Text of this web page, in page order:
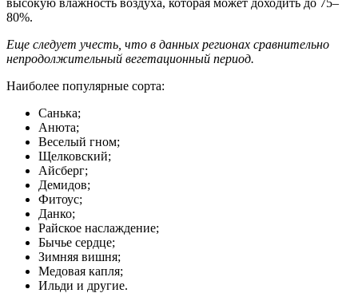
80%.
Еще следует учесть, что в данных регионах сравнительно
непродолжительный вегетационный период.
Наиболее популярные сорта:
Санька;
Анюта;
Веселый гном;
Щелковский;
Айсберг;
Демидов;
Фитоус;
Данко;
Райское наслаждение;
Бычье сердце;
Зимняя вишня;
Медовая капля;
Ильди и другие.